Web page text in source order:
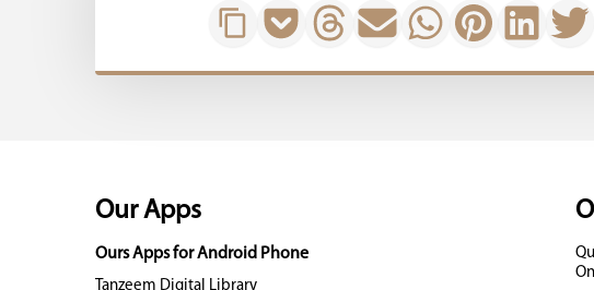
Our Apps
Ours Apps for Android Phone
Tanzeem Digital Library